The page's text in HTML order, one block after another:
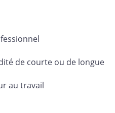
de courte ou de longue
au travail